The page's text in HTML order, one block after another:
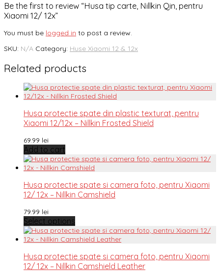
Be the first to review “Husa tip carte, Nillkin Qin, pentru
Xiaomi 12/ 12x”
You must be logged in to post a review.
SKU: N/A Category: Huse Xiaomi 12 & 12x
Related products
Husa protectie spate din plastic texturat, pentru
Xiaomi 12/12x – Nillkin Frosted Shield
69.99 lei
Add to cart
Husa protectie spate si camera foto, pentru Xiaomi
12/ 12x – Nillkin Camshield
79.99 lei
Select options
Husa protectie spate si camera foto, pentru Xiaomi
12/ 12x – Nillkin Camshield Leather